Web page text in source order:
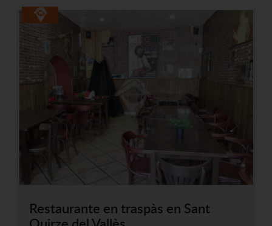
Restaurante en traspàs en Sant